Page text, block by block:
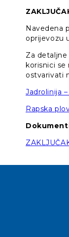
Navedena
oprijevozu
Za
korisnici se
ostvarivati
Jadrolinija
Rapska